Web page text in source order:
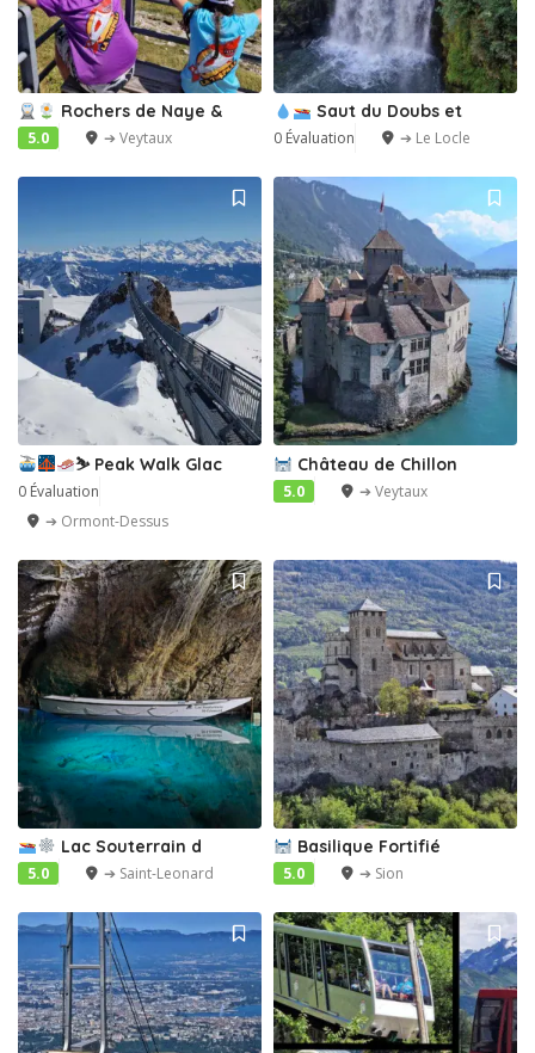
Rochers de Naye &
5.0 ➔ Veytaux
Saut du Doubs et
0 Évaluation ➔ Le Locle
⛷Peak Walk Glac
0 Évaluation
➔ Ormont-Dessus
Château de Chillon
5.0 ➔ Veytaux
Lac Souterrain d
5.0 ➔ Saint-Leonard
Basilique Fortifié
5.0 ➔ Sion